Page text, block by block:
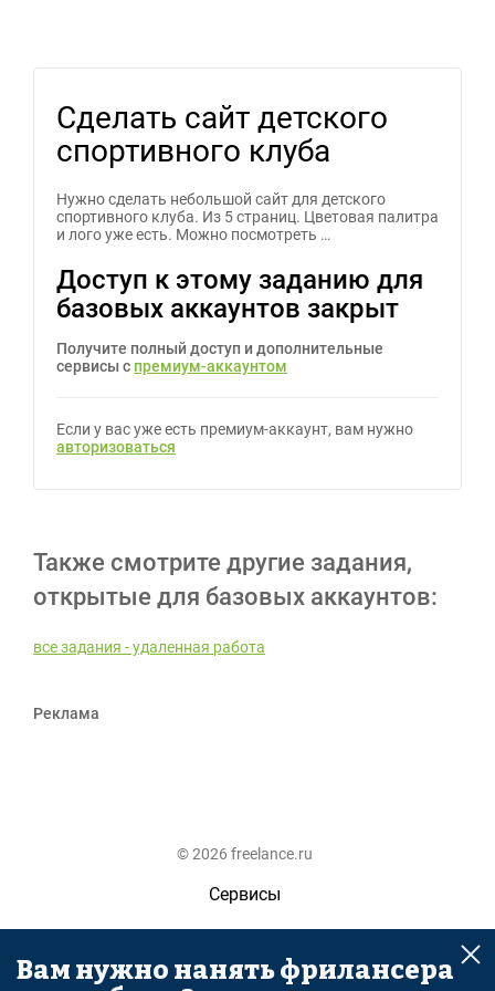
Сделать сайт детского
спортивного клуба
Нужно сделать небольшой сайт для детского
спортивного клуба. Из 5 страниц. Цветовая палитра
и лого уже есть. Можно посмотреть …
Доступ к этому заданию для
базовых аккаунтов закрыт
Получите полный доступ и дополнительные
сервисы с премиум-аккаунтом
Если у вас уже есть премиум-аккаунт, вам нужно
авторизоваться
Также смотрите другие задания,
открытые для базовых аккаунтов:
все задания - удаленная работа
Реклама
© 2026 freelance.ru
Сервисы
Помощь
Поиск
Вам нужно нанять фрилансера